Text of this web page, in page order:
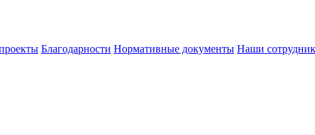
Благодарности Нормативные документы Наши